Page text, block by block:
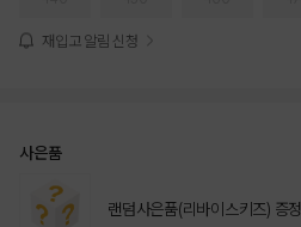
재입고 알림 신청
사은품
랜덤사은품(리바이스키즈) 증정